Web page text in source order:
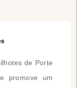
de Porte
promove um